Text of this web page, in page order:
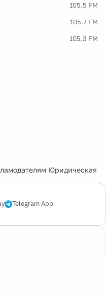
105.5 FM
105.7 FM
105.3 FM
Юридическая
Telegram App